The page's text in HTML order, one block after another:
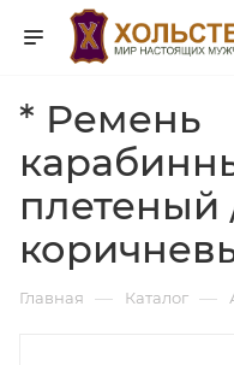
* Ремень
плетеный
Главная — Каталог —